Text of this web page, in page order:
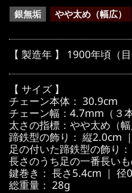
銀無垢 やや太め（幅広）
【 製造年 】 1900年頃（目
【 サイズ 】
チェーン本体： 30.9cm
チェーン幅：4.7mm（３
太さの指標：やや太め（幅
蹄鉄型の飾り： 縦2.0cm
足の付いた蹄鉄型の飾り
長さのうち足の一番長いも
鍵巻き： 長さ5.4cm ｜ 径
総重量： 28g